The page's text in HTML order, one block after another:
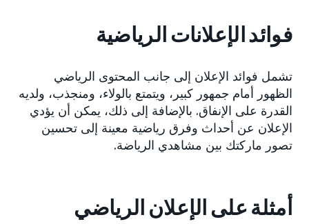
فوائد الإعلانات الرياضية
تشمل فوائد الإعلان إلى جانب المحتوى الرياضي
الظهور أمام جمهور كبير، ويتمتع بالولاء، ومنجذب، ولديه
القدرة على الإنفاق. بالإضافة إلى ذلك، يمكن أن يؤدي
الإعلان عن أحداث وفرق رياضية معينة إلى تحسين
تصور ماركتك بين مشاهدي الرياضة.
أمثلة على الإعلان الرياضي